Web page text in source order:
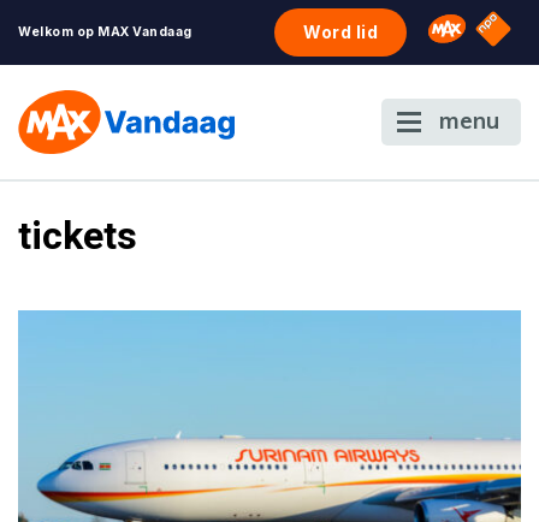
Welkom op MAX Vandaag Word lid Omroep
NPO
menu
tickets